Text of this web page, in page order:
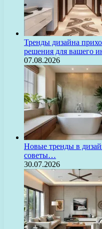
Тренды дизайна
решения для вашего
07.08.2026
Новые тренды в
советы…
30.07.2026